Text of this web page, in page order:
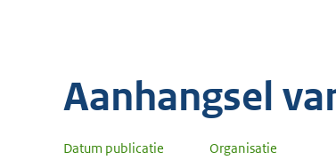
Aanhangsel
Datum publicatie Organisatie